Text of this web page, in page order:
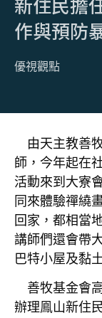
作與預防
優視觀點
由天主教善
師，今年起在
活動來到大寮
同來體驗禪繞
回家，都相當
講師們還會帶
巴特小屋及黏
善牧基金會
辦理鳯山新住